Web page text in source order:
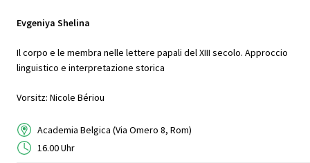
Evgeniya Shelina
Il corpo e le membra nelle lettere papali del XIII secolo. Approccio
linguistico e interpretazione storica
Vorsitz: Nicole Bériou
Academia Belgica (Via Omero 8, Rom)
16.00 Uhr